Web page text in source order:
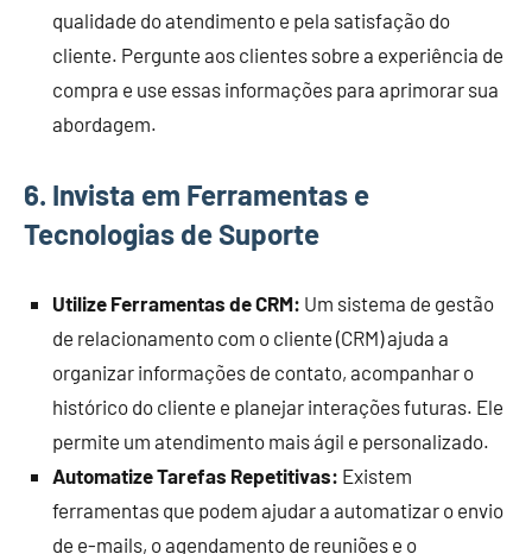
qualidade do atendimento e pela satisfação do
cliente. Pergunte aos clientes sobre a experiência de
compra e use essas informações para aprimorar sua
abordagem.
6. Invista em Ferramentas e
Tecnologias de Suporte
Utilize Ferramentas de CRM: Um sistema de gestão
de relacionamento com o cliente (CRM) ajuda a
organizar informações de contato, acompanhar o
histórico do cliente e planejar interações futuras. Ele
permite um atendimento mais ágil e personalizado.
Automatize Tarefas Repetitivas: Existem
ferramentas que podem ajudar a automatizar o envio
de e-mails, o agendamento de reuniões e o